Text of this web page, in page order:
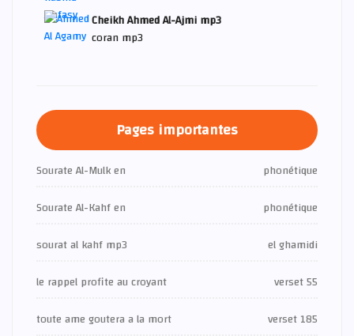
Cheikh Ahmed Al-Ajmi mp3
coran mp3
Pages importantes
Sourate Al-Mulk en
phonétique
Sourate Al-Kahf en
phonétique
sourat al kahf mp3
el ghamidi
le rappel profite au croyant
verset 55
toute ame goutera a la mort
verset 185